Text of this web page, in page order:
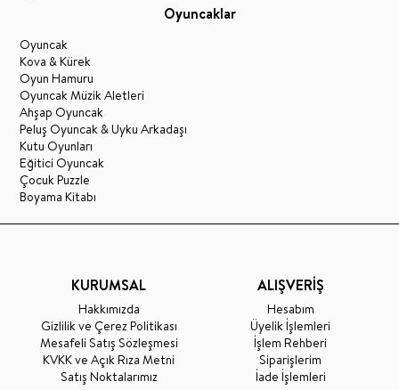
Oyuncaklar
Oyuncak
Kova & Kürek
Oyun Hamuru
Oyuncak Müzik Aletleri
Ahşap Oyuncak
Peluş Oyuncak & Uyku Arkadaşı
Kutu Oyunları
Eğitici Oyuncak
Çocuk Puzzle
Boyama Kitabı
KURUMSAL
Hakkımızda
Gizlilik ve Çerez Politikası
Mesafeli Satış Sözleşmesi
KVKK ve Açık Rıza Metni
Satış Noktalarımız
ALIŞVERİŞ
Hesabım
Üyelik İşlemleri
İşlem Rehberi
Siparişlerim
İade İşlemleri